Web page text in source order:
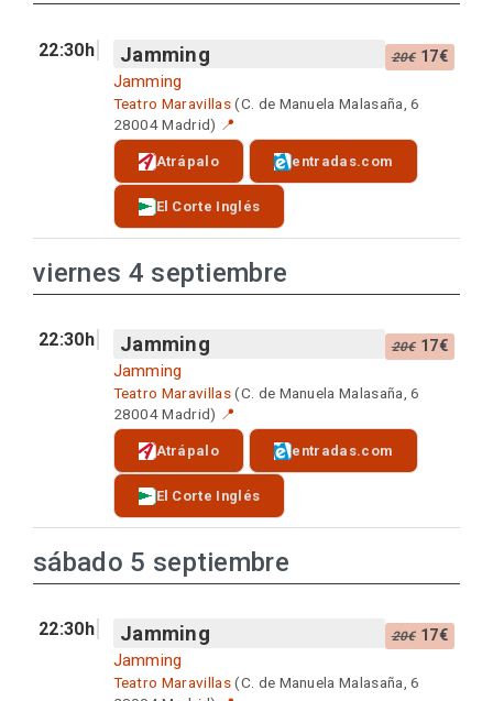
22:30h Jamming 20€17€
Jamming
Teatro Maravillas(C. de Manuela Malasaña, 6
28004 Madrid) 📍
Atrápalo entradas.com
El Corte Inglés
viernes 4 septiembre
22:30h Jamming 20€17€
Jamming
Teatro Maravillas(C. de Manuela Malasaña, 6
28004 Madrid) 📍
Atrápalo entradas.com
El Corte Inglés
sábado 5 septiembre
22:30h Jamming 20€17€
Jamming
Teatro Maravillas(C. de Manuela Malasaña, 6